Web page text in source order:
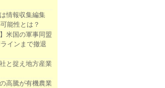
情報収集編集
能性とは？
米国の軍事同盟
インまで撤退
と捉え地方産業
高騰が有機農業